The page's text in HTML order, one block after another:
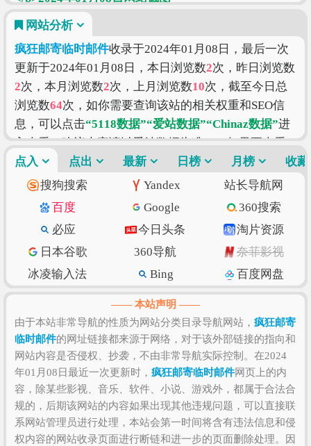
QQ邮箱
登录QQ邮箱
中国第一大电子邮
件服务商
你的专业电子邮
网站分析
疯狂邮寄临时邮件收录于2024年01月08日，最后一次
更新于2024年01月08日，本日浏览数2次，昨日浏览数
2次，本月浏览数2次，上月浏览数10次，截至今日总
浏览数64次，如你需要查询该站的相关权重和SEO信
息，可以点击“5118数据”“爱站数据”“Chinaz数据”进
入查看（建议大家请以爱站数据为准），如果要查看
该站更多搜索的索引信息，可以点击 “搜狗索引”“百度
索引”“360索引” 进入查看。疯狂邮寄临时邮件的价值
评估涉及到的因素有访问速度、搜索引擎收录、网站
权重、索引量、内容质量和数量、上线时长、用户体
验和粘度等，如果需要全面准确评估该网站的价值比
较困难，因为一些确切的私密数据则需要找该网站管
理员进行如实提供，比如该站的IP数、PV数、UV数、
会话数、跳出率、访问时长等！当然，任何一个网站
是否值得您去浏览和收藏，还是需要根据您自身的需
求以及浏览网站的体验和感受来决定，因为只有符合
您自己的网站才是最好的。
点入 点出 最新 日榜 月榜
收藏
搜狗搜索
Yandex
站长导航网
百度
Google
360搜索
必应
今日头条
淘片资源
日本谷歌
360导航
奈菲影视
冰凌输入法
Bing
百度网盘
抖音
w3school
知乎专栏
纳米搜索
Ecosia
脚本之家
环球网
北京时间
GitHub
SSLs.com
语文迷
Gitee码云
CSDN博客
虎扑篮球 美得云
—— 本站声明 ——
由于本站非常导航的性质为网站分类目录导航网站， 疯狂邮寄
临时邮件的网址链接都来源于网络，对于该外部链接的指向和
网站内容是否侵权、抄袭，不由非常导航实际控制。在2024
年01月08日最近一次更新时， 疯狂邮寄临时邮件网页上的内
容，除某些影视、音乐、软件、小说、游戏外，都属于合法合
规的，后期该网站的内容如果出现其他违规问题，可以直接联
系网站管理员进行处理，本站会第一时间将含有违法信息和侵
权内容的网站收录页面进行断链和进一步的页面删除处理。因